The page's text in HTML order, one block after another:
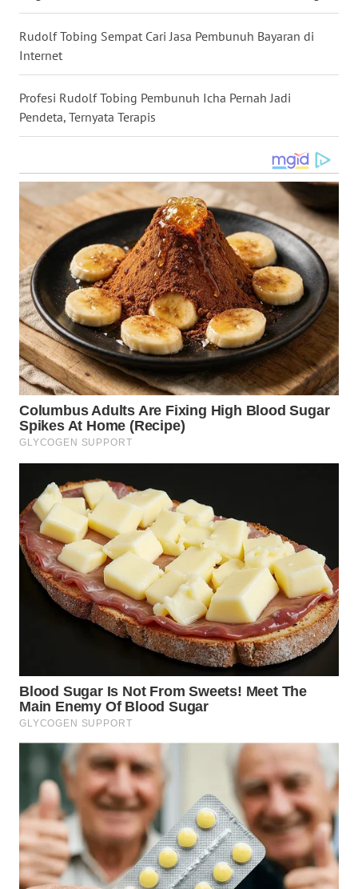
Rudolf Tobing Sempat Cari Jasa Pembunuh Bayaran di
Internet
Profesi Rudolf Tobing Pembunuh Icha Pernah Jadi
Pendeta, Ternyata Terapis
NUSANTARA
WN
JOGJA
WN
WN
KALBAR
WN
KALTENG
WN
KALTARA
WN
WN
KALTIM
WN
SULSEL
WN
SULUT
WN
MALUKU
WN
MALUT
WN
DAIRI